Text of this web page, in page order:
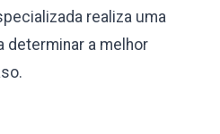
realiza uma
determinar a melhor